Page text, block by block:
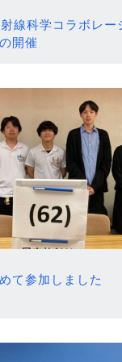
線科学コラボレー
開催
て参加しました